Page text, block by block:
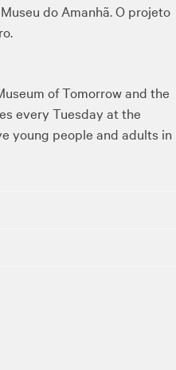
do Amanhã. O projeto
of Tomorrow and the
every Tuesday at the
young people and adults in